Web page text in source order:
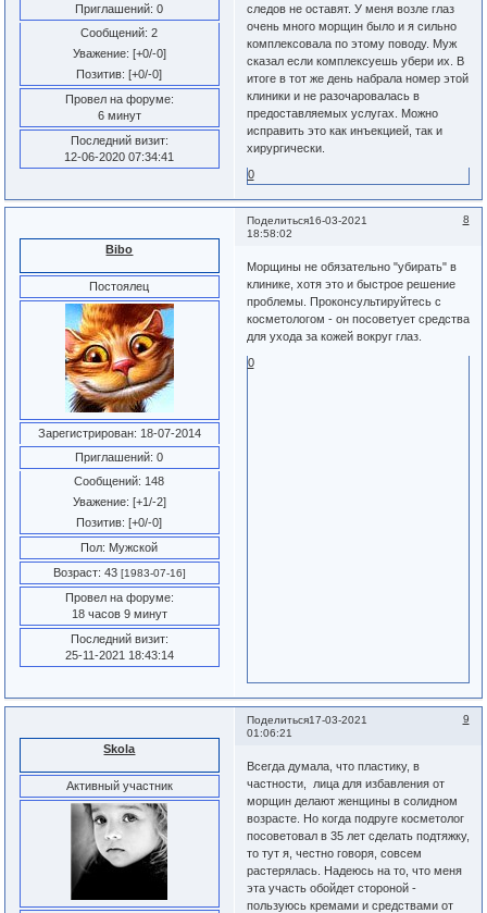
Приглашений: 0
Сообщений: 2
Уважение: [+0/-0]
Позитив: [+0/-0]
Провел на форуме:
6 минут
Последний визит:
12-06-2020 07:34:41
следов не оставят. У меня возле глаз
очень много морщин было и я сильно
комплексовала по этому поводу. Муж
сказал если комплексуешь убери их. В
итоге в тот же день набрала номер этой
клиники и не разочаровалась в
предоставляемых услугах. Можно
исправить это как инъекцией, так и
хирургически.
0
Поделиться 8
16-03-2021
18:58:02
Bibo
Постоялец
Зарегистрирован: 18-07-2014
Приглашений: 0
Сообщений: 148
Уважение: [+1/-2]
Позитив: [+0/-0]
Пол: Мужской
Возраст: 43 [1983-07-16]
Провел на форуме:
18 часов 9 минут
Последний визит:
25-11-2021 18:43:14
Морщины не обязательно "убирать" в
клинике, хотя это и быстрое решение
проблемы. Проконсультируйтесь с
косметологом - он посоветует средства
для ухода за кожей вокруг глаз.
0
Поделиться 9
17-03-2021
01:06:21
Skola
Активный участник
Всегда думала, что пластику, в
частности, лица для избавления от
морщин делают женщины в солидном
возрасте. Но когда подруге косметолог
посоветовал в 35 лет сделать подтяжку,
то тут я, честно говоря, совсем
растерялась. Надеюсь на то, что меня
эта участь обойдет стороной -
пользуюсь кремами и средствами от